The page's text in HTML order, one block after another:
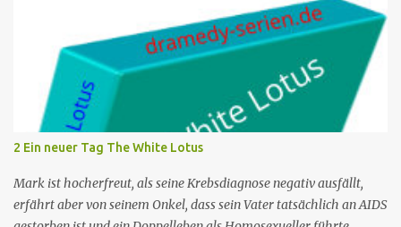
er tat, als er auf die Insel kam, war, Neil Jenkins zu treffen, einen
ehemaligen Gangster, der gekommen war, um einen ruhigen
Ruhestand in der Sonne zu verbringen. Humphrey nimmt seine
Tante Mary, die er sehr mag, in Saint Marie auf und bringt sie in
einem Hotel unter. Mitten in der Nacht hört Mary etwas von einer
der Hotelterrassen fallen. Sie ruft Freddie, den Concierge, an, und
die beiden verlassen das Hotel und finden eine Leiche: es ist John
Green, einer der Gäste des Hotels. Humprey ist daher gezwungen,
de...
2 Ein neuer Tag The White Lotus
Mark ist hocherfreut, als seine Krebsdiagnose negativ ausfällt,
erfährt aber von seinem Onkel, dass sein Vater tatsächlich an AIDS